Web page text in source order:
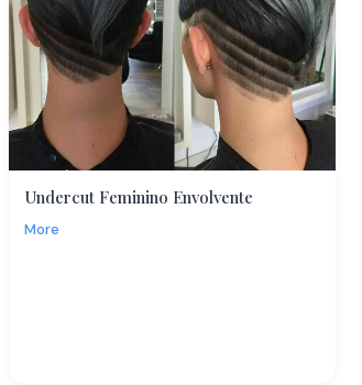
Undercut Feminino Envolvente
More